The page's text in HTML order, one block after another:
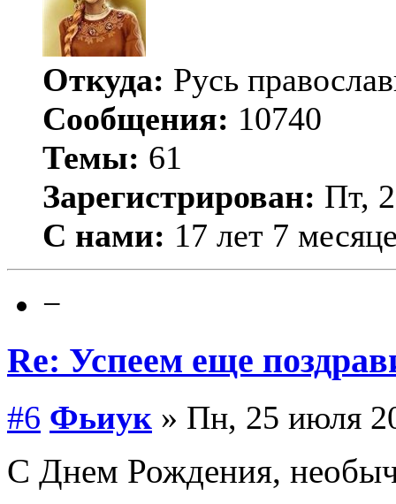
Откуда: Русь
Сообщения: 10740
Темы: 61
Зарегистрирован: Пт,
С нами: 17 лет 7
−
Re: Успеем еще
#6 Фьиук » Пн, 25 июля
С Днем Рождения,